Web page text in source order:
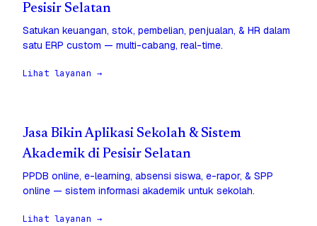
Pesisir Selatan
Satukan keuangan, stok, pembelian, penjualan, & HR dalam
satu ERP custom — multi-cabang, real-time.
Lihat layanan →
Jasa Bikin Aplikasi Sekolah & Sistem
Akademik di Pesisir Selatan
PPDB online, e-learning, absensi siswa, e-rapor, & SPP
online — sistem informasi akademik untuk sekolah.
Lihat layanan →